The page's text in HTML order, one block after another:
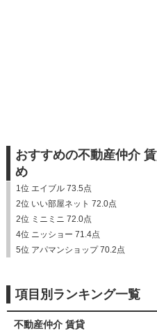
おすすめの不動産仲介
め
1位 エイブル 73.5点
2位 いい部屋ネット 72.0点
2位 ミニミニ 72.0点
4位 ニッショー 71.4点
5位 アパマンショップ 70.2点
項目別ランキング一覧
不動産仲介 賃貸